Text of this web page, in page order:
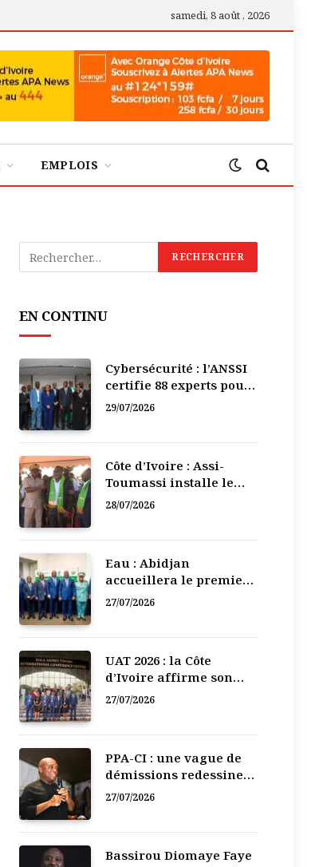
samedi, 8 août , 2026
EMPLOIS
EN CONTINU
Cybersécurité : l’ANSSI
certifie 88 experts pour
renforcer la défense
29/07/2026
Côte d’Ivoire : Assi-
Toumassi installe le
bureau exécutif de sa
28/07/2026
Eau : Abidjan
accueillera le premier
Forum régional de
27/07/2026
UAT 2026 : la Côte
d’Ivoire affirme son
leadership numérique
27/07/2026
PPA-CI : une vague de
démissions redessine
la recomposition
27/07/2026
Bassirou Diomaye Faye